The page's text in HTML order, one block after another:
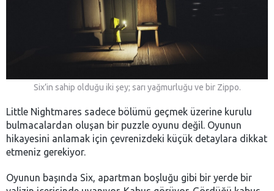
Six’in sahip olduğu iki şey; sarı yağmurluğu ve bir Zippo.
Little Nightmares sadece bölümü geçmek üzerine kurulu
bulmacalardan oluşan bir puzzle oyunu değil. Oyunun
hikayesini anlamak için çevrenizdeki küçük detaylara dikkat
etmeniz gerekiyor.
Oyunun başında Six, apartman boşluğu gibi bir yerde bir